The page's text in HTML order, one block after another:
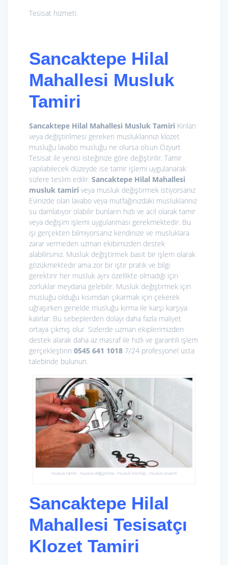
Tesisat hizmeti.
Sancaktepe Hilal
Mahallesi Musluk
Tamiri
Sancaktepe Hilal Mahallesi Musluk Tamiri Kırılan
veya değiştirilmesi gereken musluklarınızı klozet
musluğu lavabo musluğu ne olursa olsun Özyurt
Tesisat ile yenisi isteğinize göre değiştirilir. Tamir
yapılabilecek düzeyde ise tamir işlemi uygulanarak
sizlere teslim edilir. Sancaktepe Hilal Mahallesi
musluk tamiri veya musluk değiştirmek istiyorsanız
Evinizde olan lavabo veya mutfağınızdaki musluklarınız
su damlatıyor olabilir bunların hızlı ve acil olarak tamir
veya değişim işlemi uygulanması gerekmektedir. Bu
işi gerçekten bilmiyorsanız kendinize ve musluklara
zarar vermeden uzman ekibimizden destek
alabilirsiniz. Musluk değiştirmek basit bir işlem olarak
gözükmektedir ama zor bir iştir pratik ve bilgi
gerektirir her musluk aynı özellikte olmadığı için
zorluklar meydana gelebilir. Musluk değiştirmek için
musluğu olduğu kısımdan çıkarmak için çekerek
uğraşırken genelde musluğu kırma ile karşı karşıya
kalırlar. Bu sebeplerden dolayı daha fazla maliyet
ortaya çıkmış olur. Sizlerde uzman ekiplerimizden
destek alarak daha az masraf ile hızlı ve garantili işlem
gerçekleştirin 0545 641 1018 7/24 profesyonel usta
talebinde bulunun.
musluk tamiri , musluk değiştirme , musluk montajı , musluk onarım
Sancaktepe Hilal
Mahallesi Tesisatçı
Klozet Tamiri